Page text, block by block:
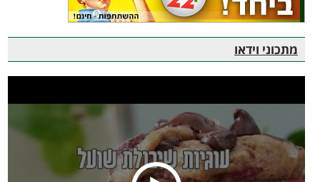
מתכוני וידאו